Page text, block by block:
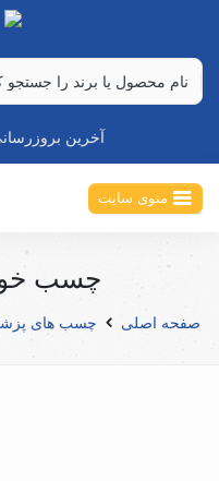
آخرین
منوی سایت
چسب
صفحه اصلی چسب های